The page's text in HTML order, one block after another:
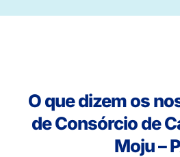
O que dizem os
de Consórcio de
Moju –